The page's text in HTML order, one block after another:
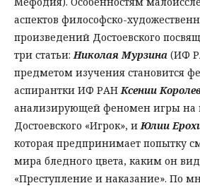
аспектов философско-
произведений Достоевского
три статьи:Николая Мурзина (ИФ
предметом изучения становится
аспирантки ИФ РАНКсении
анализирующей феномен игры на
Достоевского «Игрок», иЮлии
которая предпринимает попытку
мира бледного цвета, каким он
«Преступление и наказание». По